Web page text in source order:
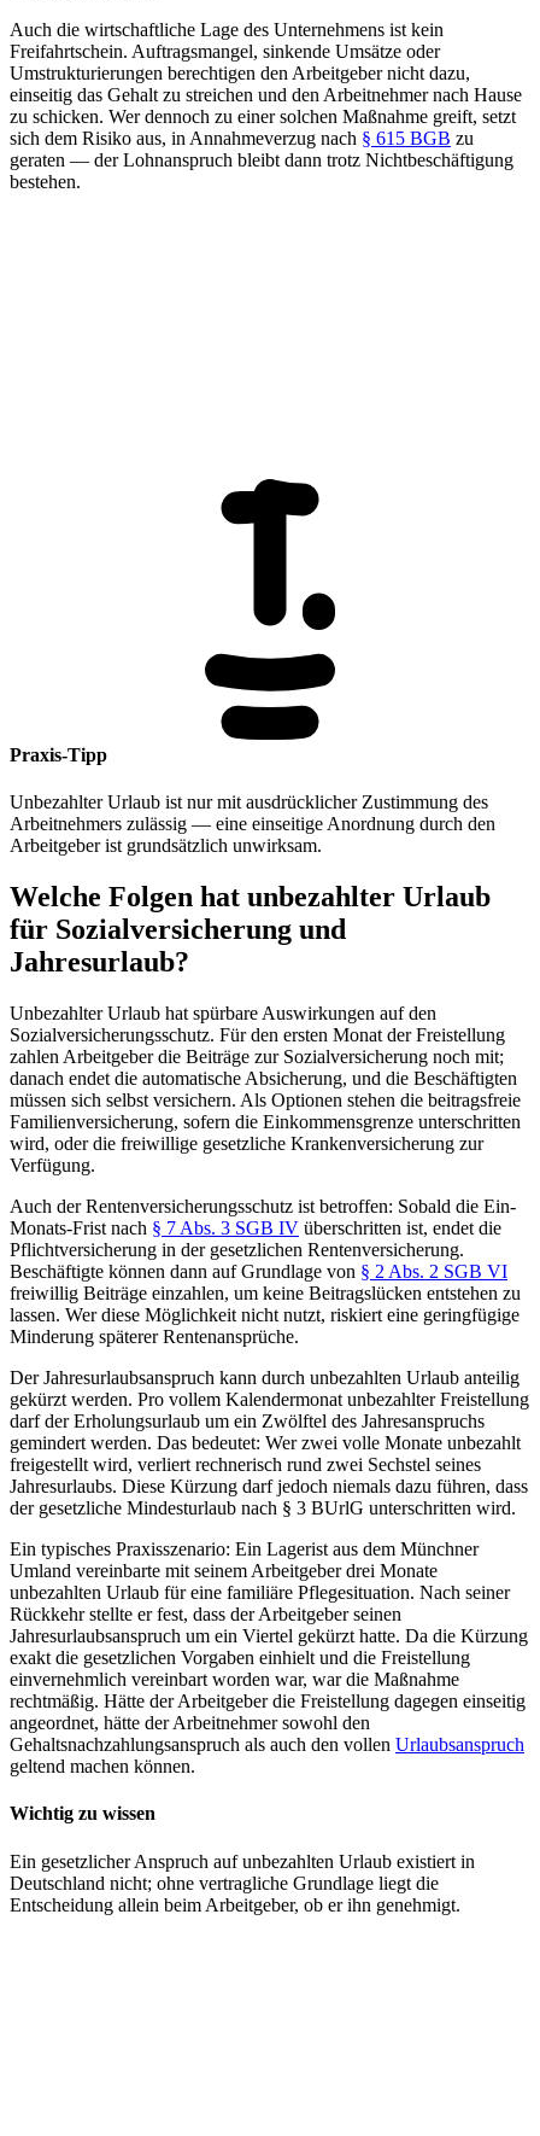
Auch die wirtschaftliche Lage des Unternehmens ist kein
Freifahrtschein. Auftragsmangel, sinkende Umsätze oder
Umstrukturierungen berechtigen den Arbeitgeber nicht dazu,
einseitig das Gehalt zu streichen und den Arbeitnehmer nach Hause
zu schicken. Wer dennoch zu einer solchen Maßnahme greift, setzt
sich dem Risiko aus, in Annahmeverzug nach § 615 BGB zu
geraten — der Lohnanspruch bleibt dann trotz Nichtbeschäftigung
bestehen.
Praxis-Tipp
Unbezahlter Urlaub ist nur mit ausdrücklicher Zustimmung des
Arbeitnehmers zulässig — eine einseitige Anordnung durch den
Arbeitgeber ist grundsätzlich unwirksam.
Welche Folgen hat unbezahlter Urlaub
für Sozialversicherung und
Jahresurlaub?
Unbezahlter Urlaub hat spürbare Auswirkungen auf den
Sozialversicherungsschutz. Für den ersten Monat der Freistellung
zahlen Arbeitgeber die Beiträge zur Sozialversicherung noch mit;
danach endet die automatische Absicherung, und die Beschäftigten
müssen sich selbst versichern. Als Optionen stehen die beitragsfreie
Familienversicherung, sofern die Einkommensgrenze unterschritten
wird, oder die freiwillige gesetzliche Krankenversicherung zur
Verfügung.
Auch der Rentenversicherungsschutz ist betroffen: Sobald die Ein-
Monats-Frist nach § 7 Abs. 3 SGB IV überschritten ist, endet die
Pflichtversicherung in der gesetzlichen Rentenversicherung.
Beschäftigte können dann auf Grundlage von § 2 Abs. 2 SGB VI
freiwillig Beiträge einzahlen, um keine Beitragslücken entstehen zu
lassen. Wer diese Möglichkeit nicht nutzt, riskiert eine geringfügige
Minderung späterer Rentenansprüche.
Der Jahresurlaubsanspruch kann durch unbezahlten Urlaub anteilig
gekürzt werden. Pro vollem Kalendermonat unbezahlter Freistellung
darf der Erholungsurlaub um ein Zwölftel des Jahresanspruchs
gemindert werden. Das bedeutet: Wer zwei volle Monate unbezahlt
freigestellt wird, verliert rechnerisch rund zwei Sechstel seines
Jahresurlaubs. Diese Kürzung darf jedoch niemals dazu führen, dass
der gesetzliche Mindesturlaub nach § 3 BUrlG unterschritten wird.
Ein typisches Praxisszenario: Ein Lagerist aus dem Münchner
Umland vereinbarte mit seinem Arbeitgeber drei Monate
unbezahlten Urlaub für eine familiäre Pflegesituation. Nach seiner
Rückkehr stellte er fest, dass der Arbeitgeber seinen
Jahresurlaubsanspruch um ein Viertel gekürzt hatte. Da die Kürzung
exakt die gesetzlichen Vorgaben einhielt und die Freistellung
einvernehmlich vereinbart worden war, war die Maßnahme
rechtmäßig. Hätte der Arbeitgeber die Freistellung dagegen einseitig
angeordnet, hätte der Arbeitnehmer sowohl den
Gehaltsnachzahlungsanspruch als auch den vollen Urlaubsanspruch
geltend machen können.
Wichtig zu wissen
Ein gesetzlicher Anspruch auf unbezahlten Urlaub existiert in
Deutschland nicht; ohne vertragliche Grundlage liegt die
Entscheidung allein beim Arbeitgeber, ob er ihn genehmigt.